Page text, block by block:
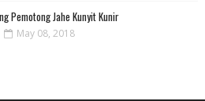
Pemotong Jahe Kunyit Kunir
May 08, 2018